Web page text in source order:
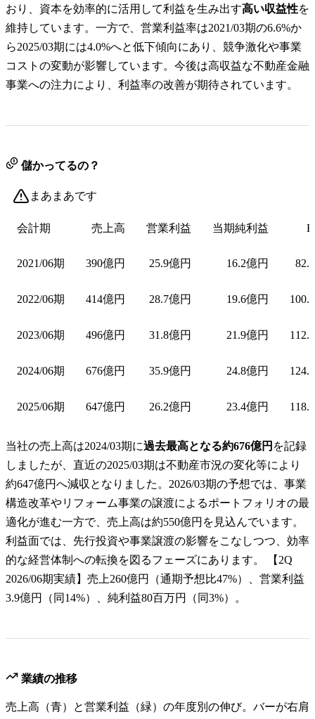
おり、資本を効率的に活用して利益を生み出す高い収益性を
維持しています。一方で、営業利益率は2021/03期の6.6%か
ら2025/03期には4.0%へと低下傾向にあり、競争激化や事業
コストの変動が影響しています。今後は高収益な不動産金融
事業への注力により、利益率の改善が期待されています。
儲かってるの？
まあまあです
会計期 売上高 営業利益 当期純利益
2021/06期 390億円 25.9億円 16.2億円
2022/06期 414億円 28.7億円 19.6億円
2023/06期 496億円 31.8億円 21.9億円
2024/06期 676億円 35.9億円 24.8億円
2025/06期 647億円 26.2億円 23.4億円
当社の売上高は2024/03期に過去最高となる約676億円 を記録
しましたが、直近の2025/03期は不動産市況の変化等により
約647億円へ減収となりました。2026/03期の予想では、事業
構造改革やリフォーム事業の譲渡によるポートフォリオの最
適化が進む一方で、売上高は約550億円を見込んでいます。
利益面では、先行投資や事業譲渡の影響をこなしつつ、効率
的な経営体制への転換を図るフェーズにあります。 【2Q
2026/06期実績】売上260億円（通期予想比47%）、営業利益
3.9億円（同14%）、純利益80百万円（同3%）。
業績の推移
売上高（青）と営業利益（緑）の年度別の伸び。バーが右肩